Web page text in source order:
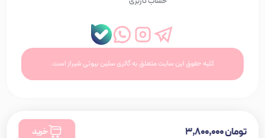
کلیه حقوق این سایت متعلق به گالری سلین بیوتی شیراز است.
تومان۳,۸۰۰,۰۰۰ خرید